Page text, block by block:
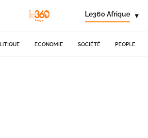
Le360 Afrique ▾
ECONOMIE SOCIÉTÉ PEOPLE